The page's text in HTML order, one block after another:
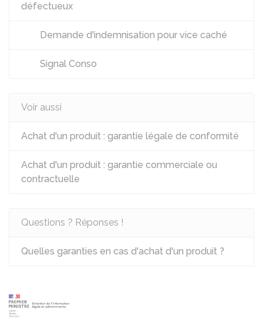
défectueux
Demande d'indemnisation pour vice caché
Signal Conso
Voir aussi
Achat d'un produit : garantie légale de conformité
Achat d'un produit : garantie commerciale ou
contractuelle
Questions ? Réponses !
Quelles garanties en cas d'achat d'un produit ?